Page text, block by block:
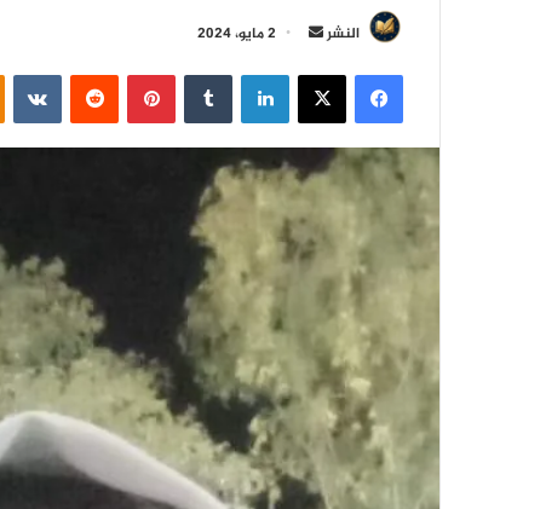
النشر
ل
ب
ر
د
ا
و
ن
ي
2 مايو، 2024
فيسبوك ‫X لينكدإن بينتيريست